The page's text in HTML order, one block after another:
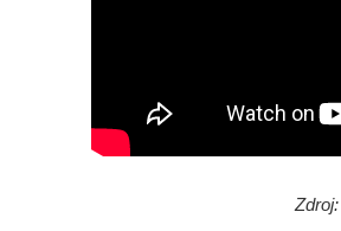
Zdroj: